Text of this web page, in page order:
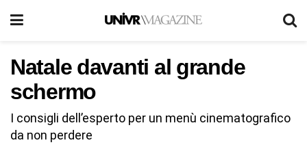
Natale davanti al grande
schermo
I consigli dell’esperto per un menù cinematografico
da non perdere